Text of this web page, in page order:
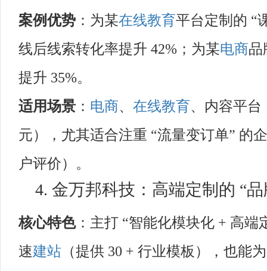
案例优势 ：为某在线教育平台定制的 “
线后线索转化率提升 42%；为某电商品
提升 35%。
适用场景 ： 电商、 在线教育、内容平台
元），尤其适合注重 “流量变订单” 的
户评价）。
4. 金万邦科技：高端定制的 “
核心特色：主打 “智能化模块化 + 高端
速建站 （提供 30 + 行业模板），也能